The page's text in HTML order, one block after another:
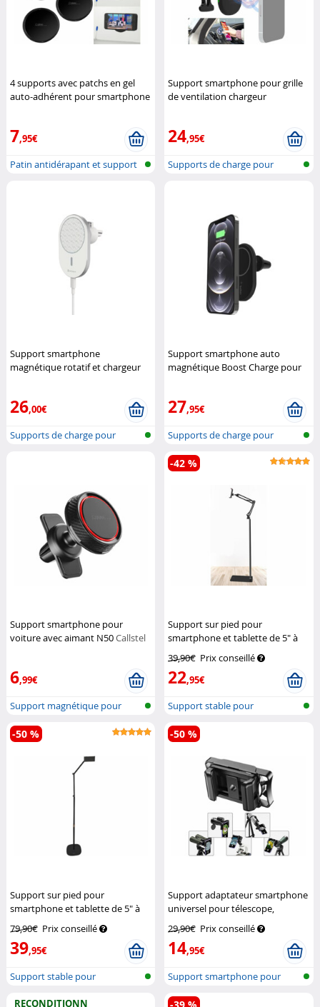
4 supports avec patchs en gel
auto-adhérent pour smartphone
7,95€
Patin antidérapant et support
Support smartphone pour grille
de ventilation chargeur
24,95€
Supports de charge pour
Support smartphone
magnétique rotatif et chargeur
26,00€
Supports de charge pour
Support smartphone auto
magnétique Boost Charge pour
27,95€
Supports de charge pour
voiture com...
Support smartphone pour
voiture avec aimant N50Callstel
6,99€
Support magnétique pour
téléphone p...
Support sur pied pour
smartphone et tablette de 5" à
Callstel
39,90€ Prix conseillé
22,95€
-42 %
Support stable pour
smartphone et t...
Support sur pied pour
smartphone et tablette de 5" à
Callstel
79,90€ Prix conseillé
39,95€
-50 %
Support stable pour
Support adaptateur smartphone
universel pour télescope,
jumelles et microscope
29,90€ Prix conseillé
14,95€
-50 %
Support smartphone pour
oculaires
RECONDITIONN